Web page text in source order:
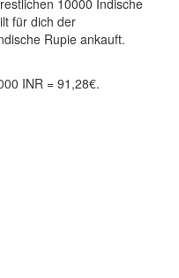
10000 Indische
für dich der
Rupie ankauft.
INR = 91,28€.